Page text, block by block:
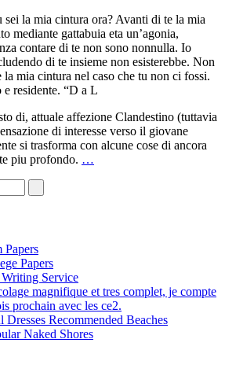
sei la mia cintura ora? Avanti di te la mia
mediante gattabuia eta un’agonia,
contare di te non sono nonnulla. Io
di te insieme non esisterebbe. Non
mia cintura nel caso che tu non ci fossi.
residente. “D a L
di, attuale affezione Clandestino (tuttavia
di interesse verso il giovane
si trasforma con alcune cose di ancora
piu profondo. …
Papers
Service
magnifique et tres complet, je compte
prochain avec les ce2.
Recommended Beaches
Naked Shores